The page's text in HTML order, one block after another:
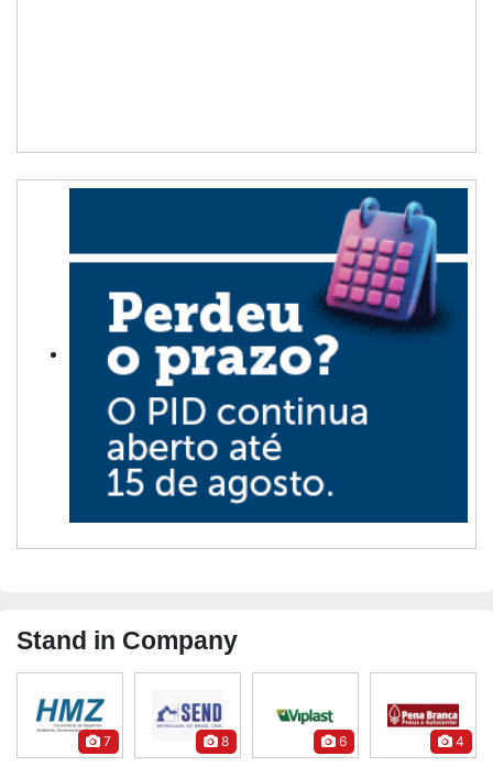
Stand in Company
7 8 6 4